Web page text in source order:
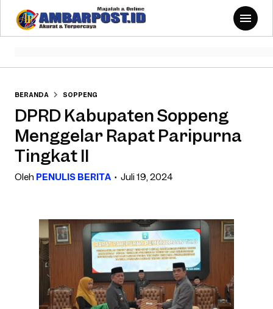
BERANDA SOPPENG
DPRD Kabupaten Soppeng
Menggelar Rapat Paripurna
Tingkat II
Oleh PENULIS BERITA Juli 19, 2024